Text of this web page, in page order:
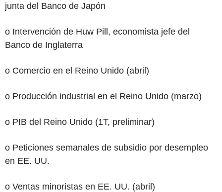
junta del Banco de Japón
o Intervención de Huw Pill, economista jefe del
Banco de Inglaterra
o Comercio en el Reino Unido (abril)
o Producción industrial en el Reino Unido (marzo)
o PIB del Reino Unido (1T, preliminar)
o Peticiones semanales de subsidio por desempleo
en EE. UU.
o Ventas minoristas en EE. UU. (abril)